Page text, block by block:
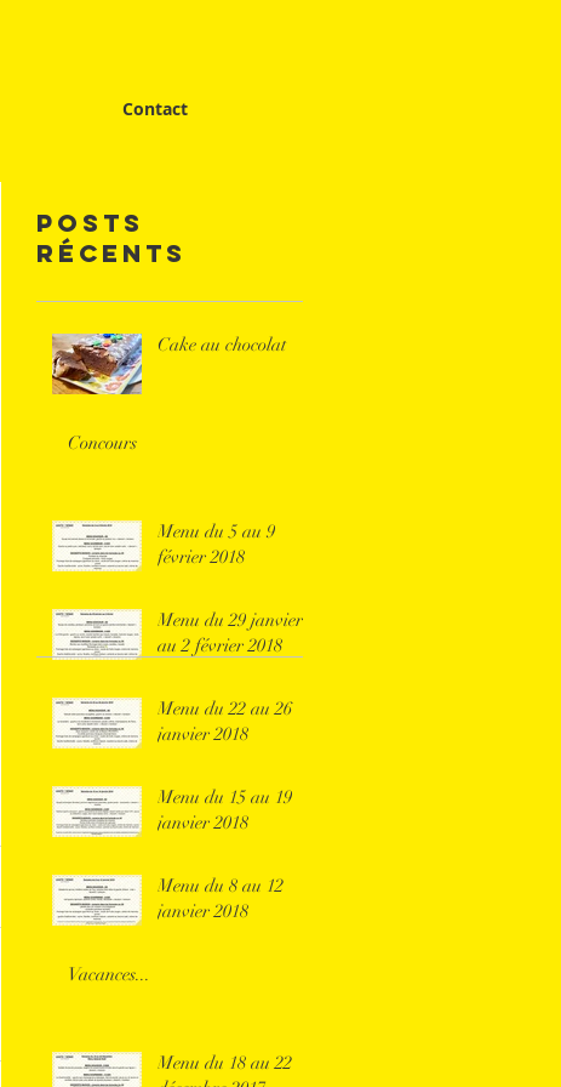
Contact
Posts
Récents
Cake au chocolat
Concours
Menu du 5 au 9
février 2018
Menu du 29 janvier
au 2 février 2018
Menu du 22 au 26
janvier 2018
Menu du 15 au 19
janvier 2018
Menu du 8 au 12
janvier 2018
Vacances...
Menu du 18 au 22